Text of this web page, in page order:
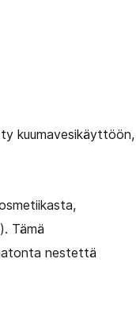
kuumavesikäyttöön,
Tämä
nestettä